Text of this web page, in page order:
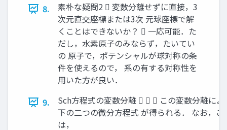
8.
素朴な疑問2  変数分離せずに直接，3
次元直交座標または3次 元球座標で解
くことはできないか？  一応可能．た
だし，水素原子のみならず，たいてい
の 原子で，ポテンシャルが球対称の条
件を使えるので， 系の有する対称性を
用いた方が良い．
9.
Sch方程式の変数分離    この変数分離によ
下の二つの微分方程式 が得られる． なお，こ
は，